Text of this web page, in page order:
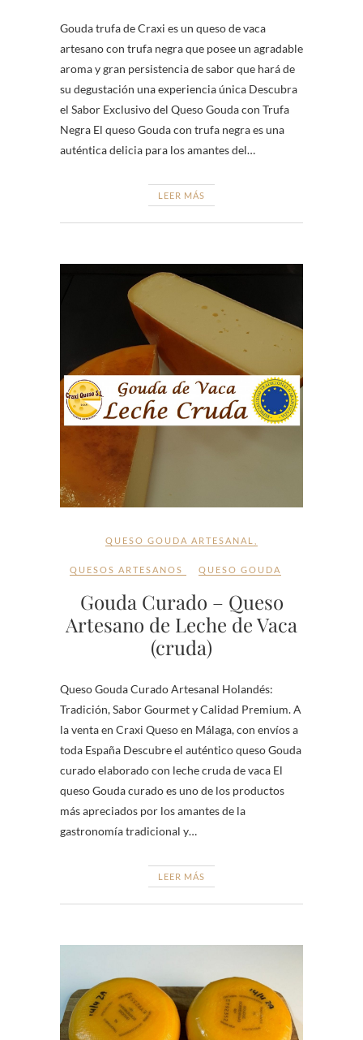
Gouda trufa de Craxi es un queso de vaca
artesano con trufa negra que posee un agradable
aroma y gran persistencia de sabor que hará de
su degustación una experiencia única Descubra
el Sabor Exclusivo del Queso Gouda con Trufa
Negra El queso Gouda con trufa negra es una
auténtica delicia para los amantes del…
LEER MÁS
QUESO GOUDA ARTESANAL
QUESOS ARTESANOS QUESO GOUDA
Gouda Curado – Queso
Artesano de Leche de Vaca
(cruda)
Queso Gouda Curado Artesanal Holandés:
Tradición, Sabor Gourmet y Calidad Premium. A
la venta en Craxi Queso en Málaga, con envíos a
toda España Descubre el auténtico queso Gouda
curado elaborado con leche cruda de vaca El
queso Gouda curado es uno de los productos
más apreciados por los amantes de la
gastronomía tradicional y…
LEER MÁS